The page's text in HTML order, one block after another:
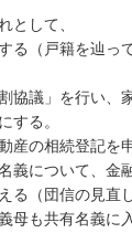
として、
る（戸籍を辿っ
協議」を行い、
する。
産の相続登記を
義について、金
る（団信の見直
母も共有名義に